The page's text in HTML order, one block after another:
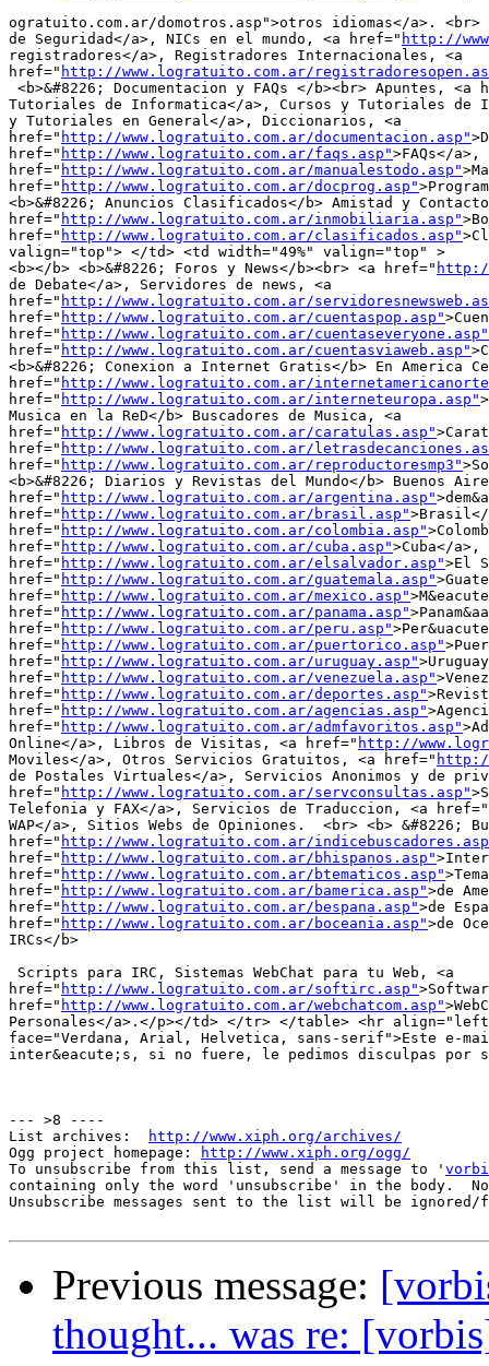
ogratuito.com.ar/domotros.asp">otros idiomas</a>.
de Seguridad</a>, NICs en el mundo, <a href=" http://
registradores</a>, Registradores Internacionales, <a
href=" http://www.logratuito.com.ar/
<b>&#8226; Documentacion y FAQs </b><br> Apuntes, <a
Tutoriales de Informatica</a>, Cursos y Tutoriales de
y Tutoriales en General</a>, Diccionarios, <a
href=" http://www.logratuito.com.ar/documentacion.asp"
href=" http://www.logratuito.com.ar/faqs.asp">FAQs</
href=" http://www.logratuito.com.ar/manualestodo.asp"
href=" http://www.logratuito.com.ar/docprog.asp"
<b>&#8226; Anuncios Clasificados</b> Amistad y
href=" http://www.logratuito.com.ar/inmobiliaria.asp"
href=" http://www.logratuito.com.ar/clasificados.asp"
valign="top"> </td> <td width="49%" valign="top" >
<b></b> <b>&#8226; Foros y News</b><br> <a href="
de Debate</a>, Servidores de news, <a
href=" http://www.logratuito.com.ar/
href=" http://www.logratuito.com.ar/cuentaspop.asp"
href=" http://www.logratuito.com.ar/cuentaseveryone.asp"
href=" http://www.logratuito.com.ar/cuentasviaweb.asp"
<b>&#8226; Conexion a Internet Gratis</b> En America
href=" http://www.logratuito.com.ar/
href=" http://www.logratuito.com.ar/interneteuropa.asp"
Musica en la ReD</b> Buscadores de Musica, <a
href=" http://www.logratuito.com.ar/caratulas.asp"
href=" http://www.logratuito.com.ar/
href=" http://www.logratuito.com.ar/reproductoresmp3"
<b>&#8226; Diarios y Revistas del Mundo</b> Buenos
href=" http://www.logratuito.com.ar/argentina.asp"
href=" http://www.logratuito.com.ar/brasil.asp"
href=" http://www.logratuito.com.ar/colombia.asp"
href=" http://www.logratuito.com.ar/cuba.asp">Cuba</
href=" http://www.logratuito.com.ar/elsalvador.asp">El
href=" http://www.logratuito.com.ar/guatemala.asp"
href=" http://www.logratuito.com.ar/mexico.asp"
href=" http://www.logratuito.com.ar/panama.asp"
href=" http://www.logratuito.com.ar/peru.asp"
href=" http://www.logratuito.com.ar/puertorico.asp"
href=" http://www.logratuito.com.ar/uruguay.asp"
href=" http://www.logratuito.com.ar/venezuela.asp"
href=" http://www.logratuito.com.ar/deportes.asp"
href=" http://www.logratuito.com.ar/agencias.asp"
href=" http://www.logratuito.com.ar/admfavoritos.asp"
Online</a>, Libros de Visitas, <a href=" http://
Moviles</a>, Otros Servicios Gratuitos, <a href="
de Postales Virtuales</a>, Servicios Anonimos y de
href=" http://www.logratuito.com.ar/servconsultas.asp"
Telefonia y FAX</a>, Servicios de Traduccion, <a href="
WAP</a>, Sitios Webs de Opiniones.  <br> <b> &#8226;
href=" http://www.logratuito.com.ar/
href=" http://www.logratuito.com.ar/bhispanos.asp"
href=" http://www.logratuito.com.ar/btematicos.asp"
href=" http://www.logratuito.com.ar/bamerica.asp">de
href=" http://www.logratuito.com.ar/bespana.asp">de
href=" http://www.logratuito.com.ar/boceania.asp">de
IRCs</b>
Scripts para IRC, Sistemas WebChat para tu Web, <a
href=" http://www.logratuito.com.ar/softirc.asp"
href=" http://www.logratuito.com.ar/webchatcom.asp"
Personales</a>.</p></td> </tr> </table> <hr
face="Verdana, Arial, Helvetica, sans-serif">Este e-
inter&eacute;s, si no fuere, le pedimos disculpas por
--- >8 ----
List archives:
http://www.xiph.org/archives/
Ogg project homepage:
http://www.xiph.org/ogg/
To unsubscribe from this list, send a message to '
containing only the word 'unsubscribe' in the body.
Unsubscribe messages sent to the list will be
Previous message:
thought... was re: